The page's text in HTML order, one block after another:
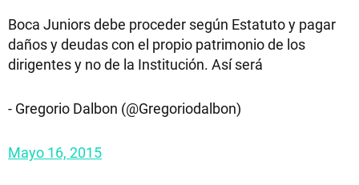
Boca Juniors debe proceder según Estatuto y pagar
daños y deudas con el propio patrimonio de los
dirigentes y no de la Institución. Así será
- Gregorio Dalbon (@Gregoriodalbon)
Mayo 16, 2015